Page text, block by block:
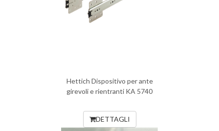
Hettich Dispositivo per ante
girevoli e rientranti KA 5740
DETTAGLI